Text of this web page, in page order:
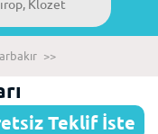
>>
Teklif İste